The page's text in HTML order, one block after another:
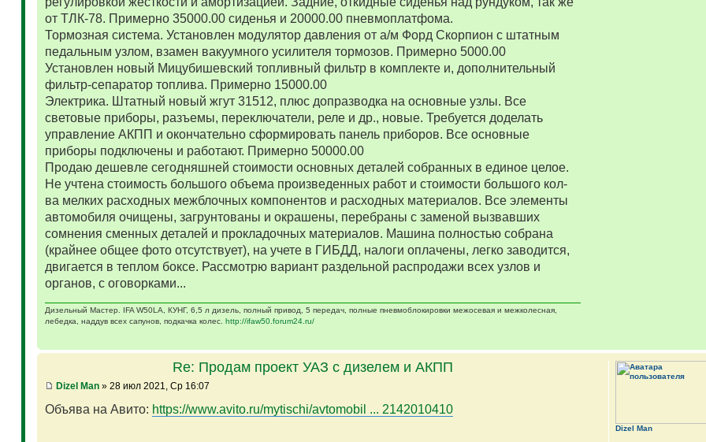
от ТЛК-78. Примерно 35000.00 сиденья и 20000.00 пневмоплатфома.
Тормозная система. Установлен модулятор давления от а/м Форд Скорпион с штатным
педальным узлом, взамен вакуумного усилителя тормозов. Примерно 5000.00
Установлен новый Мицубишевский топливный фильтр в комплекте и, дополнительный
фильтр-сепаратор топлива. Примерно 15000.00
Электрика. Штатный новый жгут 31512, плюс допразводка на основные узлы. Все
световые приборы, разъемы, переключатели, реле и др., новые. Требуется доделать
управление АКПП и окончательно сформировать панель приборов. Все основные
приборы подключены и работают. Примерно 50000.00
Продаю дешевле сегодняшней стоимости основных деталей собранных в единое целое.
Не учтена стоимость большого объема произведенных работ и стоимости большого кол-
ва мелких расходных межблочных компонентов и расходных материалов. Все элементы
автомобиля очищены, загрунтованы и окрашены, перебраны с заменой вызвавших
сомнения сменных деталей и прокладочных материалов. Машина полностью собрана
(крайнее общее фото отсутствует), на учете в ГИБДД, налоги оплачены, легко заводится,
двигается в теплом боксе. Рассмотрю вариант раздельной распродажи всех узлов и
органов, с оговорками...
Дизельный Мастер. IFA W50LA, КУНГ, 6,5 л дизель, полный привод, 5 передач, полные пневмоблокировки межосевая и межколесная,
лебедка, наддув всех сапунов, подкачка колес. http://ifaw50.forum24.ru/
Re: Продам проект УАЗ с дизелем и АКПП
Dizel Man» 28 июл 2021, Ср 16:07
Объява на Авито: https://www.avito.ru/mytischi/avtomobil ... 2142010410
Dizel Man